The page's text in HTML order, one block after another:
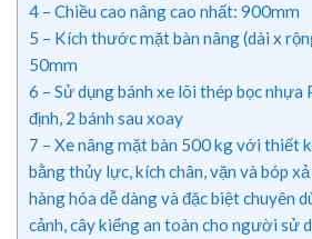
4 – Chiều cao nâng cao nhất: 900mm
5 – Kích thước mặt bàn nâng (dài x
50mm
6 – Sử dụng bánh xe lõi thép bọc nhựa
định, 2 bánh sau xoay
7 – Xe nâng mặt bàn 500 kg với thiết
bằng thủy lực, kích chân, vặn và bóp
hàng hóa dễ dàng và đặc biệt chuyên
cảnh, cây kiểng an toàn cho người sử